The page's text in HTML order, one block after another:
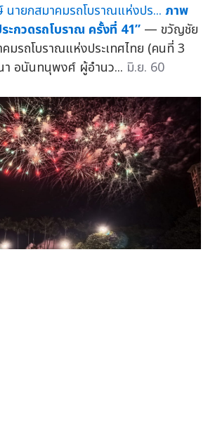
ภาพ
ะกวดรถโบราณ ครั้งที่ 41” — ขวัญชัย
มรถโบราณแห่งประเทศไทย (คนที่ 3
า อนันทนุพงศ์ ผู้อำนว... มิ.ย. 60